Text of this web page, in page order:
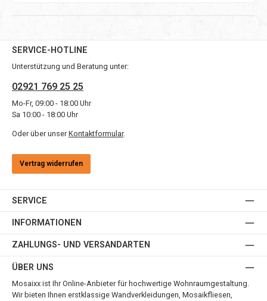
SERVICE-HOTLINE
Unterstützung und Beratung unter:
02921 769 25 25
Mo-Fr, 09:00 - 18:00 Uhr
Sa 10:00 - 18:00 Uhr
Oder über unser Kontaktformular.
Vertrag widerrufen
SERVICE
INFORMATIONEN
ZAHLUNGS- UND VERSANDARTEN
ÜBER UNS
Mosaixx ist Ihr Online-Anbieter für hochwertige Wohnraumgestaltung.
Wir bieten Ihnen erstklassige Wandverkleidungen, Mosaikfliesen,